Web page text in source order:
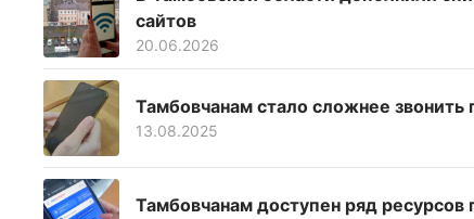
сайтов
20.06.2026
Тамбовчанам стало сложнее
13.08.2025
Тамбовчанам доступен ряд ресурсов